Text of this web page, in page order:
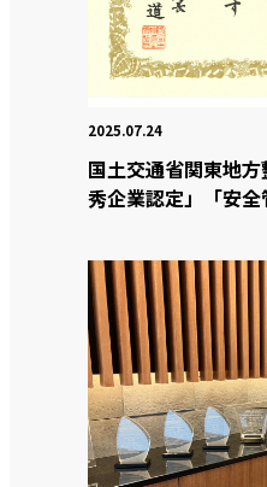
2025.07.24
国土交通省関東地
秀企業認定」「安